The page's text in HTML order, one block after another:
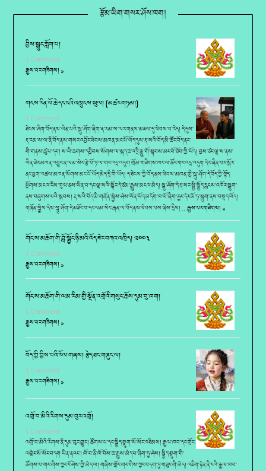
རྩོམ་ཡིག་གསར་ཤོས་ཁག།
བྱིས་སྒྲུང་ཀློག་པ།
1 Comment
རྒྱས་པར་གཟིགས། »
གངས་རིན་པོ་ཆེ་དང་ངའི་འཁྲུངས་ཡུལ། {མཚར་གཏམ།}
1 Comment
ཐེངས་ཤིག་བོད་ནས་ཡིན་པའི་སྐུ་ཤོག་ཞིག་རྡ་རམ་ས་ལར་གནས་མཇལ་དུ་ཕེབས་པ་རེད། དེ་དུས་
རྡ་རམ་ས་ལ་ནི་བོད་ནས་གསར་འབྱོར་ཕེབས་མཁན་མང་པོ་ཡོད་དུས་རྡ་སའི་བོད་མི་ཚོར་བོད་ནང་
གི་གནས་ཚུལ་དང་། ས་ཡི་ཆགས་དབྱིབས་སོགས་ལ་སྐད་ཆ་འདྲི་རྒྱུ་གོ་སྐབས་མང་པོ་ཐོབ་ཀྱི་ཡོད། བྱས་ཙང་ལྷ་ས་ནས་
ཡིན་ཟེར་མཁན་འབྱུང་ན་ལམ་སེང་རྩེ་པོ་ཏ་ལ་གང་འདྲ་འདུག ཁྲོམ་གཟིགས་ཁང་ལ་ཚོང་གང་འདྲ་འདུག དེ་བཞིན་བར་སྐོར་
ནང་ཕྱག་འཚལ་མཁན་སོགས་མང་པོ་ཡོད་མེད་དྲི་གི་ཡོད། ད་ཐེངས་ཀྱི་བོད་ནས་ཕེབས་མཁན་གྱི་སྐུ་ཤོག་དེ་བོད་ཀྱི་སྟོད་
ཕྱོགས་མངའ་རིས་ཁུལ་ནས་ཡིན་པ་དང་ལྷ་སའི་སྐོར་དེ་ཙམ་རྒྱུས་མངའ་མེད། སྐུ་ཤོག་དེ་རྡ་སར་སྤྱི་སྤྱོད་རླངས་འཁོར་སྒུག་
ནས་བཞུགས་པའི་སྐབས། རྡ་སའི་བོད་མི་གཞོན་སྐྱེས་ཤེས་ཡོན་ཡོད་མདོག་ཁ་པོ་ཞིག་རྐྱང་དེར་མོ་ཏ་སྒུག་ནས་བསྡད་ཡོད།
གཞོན་སྐྱེས་དེས་སྐུ་ཤོག་དེ་མཐོང་བ་དང་ལམ་སེང་རྒན་ལ་བོད་ནས་ཕེབས་པས་ཞེས་དྲིས། …རྒྱས་པར་གཟིགས། »
གོང་ས་མཆོག་གི་བློ་སྦྱོང་ཉི་མའི་འོད་ཟེར་བཀའ་འཁྲིད། ༢༠༠༣
1 Comment
རྒྱས་པར་གཟིགས། »
གོང་ས་མཆོག་གི་ལམ་རིམ་གྱི་སྔོན་འགྲོའི་གསུང་ཆོས་དུམ་བུ་ཁག།
1 Comment
རྒྱས་པར་གཟིགས། »
བོད་ཀྱི་བྱིས་པའི་རོལ་གཞས། རྩེད་ཐང་གཞུང་ལ།
1 Comment
རྒྱས་པར་གཟིགས། »
འགྲོ་བ་མིའི་རིགས་དུམ་བུར་འགྲོ།
1 Comment
འགྲོ་བ་མིའི་རིགས་ནི་དུམ་བུར་གྱུར། ཚོགས་པ་དང་སྐྱིད་སྡུག་སོ་སོར་འཐིམས། རྒྱལ་ཁབ་དང་གྲོང་
འཁྱེར་སོ་སོར་བདག ཡིན་ནའང་། ཁོ་བ་ནི་ཁོ་བོས་ཆ་རྒྱུས་མེད་པ་ཞིག་ཏུ་ཤེས། སྐྱིད་སྡུག་གི་
ཚོགས་པ་གང་གིས་ཀྱང་ངོ་ཤེས་ཀྱི་མེད་ལ། གཞིས་གྲོང་གང་གིས་ཀྱང་བདག་ཏུ་གཟུང་གི་མེད། འཇིག་རྟེན་ནི་ངའི་རྒྱལ་ཁབ་